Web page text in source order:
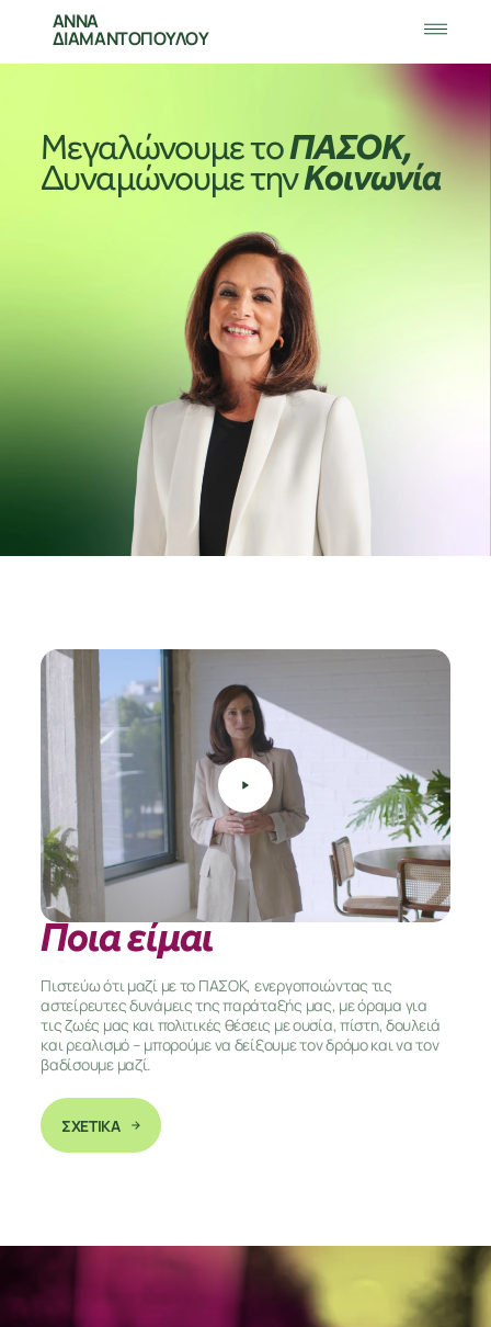
ΑΝΝΑ
ΔΙΑΜΑΝΤΟΠΟΥΛΟΥ
ΜεγαλώνουμετοΠΑΣΟΚ,
ΔυναμώνουμετηνΚοινωνία
Ποια είμαι
Πιστεύω ότι μαζί με το ΠΑΣΟΚ, ενεργοποιώντας τις
αστείρευτες δυνάμεις της παράταξής μας, με όραμα για
τις ζωές μας και πολιτικές θέσεις με ουσία, πίστη, δουλειά
και ρεαλισμό – μπορούμε να δείξουμε τον δρόμο και να τον
βαδίσουμε μαζί.
ΣΧΕΤΙΚΑ